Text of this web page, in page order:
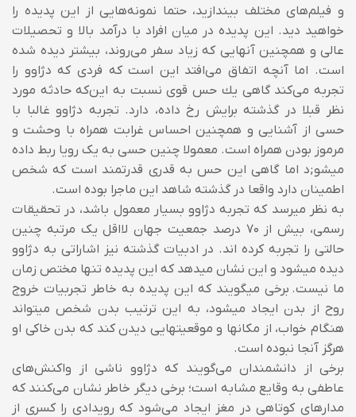
و فیلم‌های مختلف بیندازید، حتما نمونه‌هایی از این پدیده را
خواهید دید. این پدیده در میان افراد با درآمد بالا و تحصیلات
عالی و همچنین آنهایی كه زیاد سفر می‌روند، بیشتر دیده شده
است. اما آنچه اتفاق می‌افتد این است كه فردی كه دژاوو را
تجربه می‌كند گاهی یك حس قوی نسبت به این‌كه حادثه مورد
نظر قبلا در گذشته برایش رخ داده، دارد. تجربه دژاوو غالبا با
حسی از آشنایی و همچنین احساس غرابت همراه با وحشت و
مرموز بودن همراه است. معمولا چنین حسی به یک رویا ربط داده
میشو;د اما گاهی این حس به قدری قدرتمند است که شخص
اطمینان دارد واقعا در گذشته شاهد این ماجرا بوده است.
به نظر میرسد که تجربه دژاوو بسیار معمول باشد، در تحقیقات
رسمی، بیش از ۷۰ درصد جمعیت جهان لااقل یک مرتبه چنین
حالتی را تجربه کرده اند. در ادبیات گذشته نیز اشاراتی به دژاوو
دیده میشود و این نشان میدهد که این پدیده تنها مختص زمان
ما نیست. برخی میگویند که این پدیده به خاطر تجربیات خروج
روح از بدن ایجاد میشود، به این ترتیب بدن شخص میتواند
هنگام خواب، از مکانها و موقعیتهایی دیدن کند که بدن خاکی او
هرگز آنجا نبوده است.
برخی از دانشمندان می‌گویند که دژاوو ناشی از واکنش‌های
عاطفی به وقایع مشابه است؛ برخی دیگر خاطر نشان می‌کنند که
مدارهای کوتاهی در مغز ایجاد می‌شود که رویدادی را کسری از